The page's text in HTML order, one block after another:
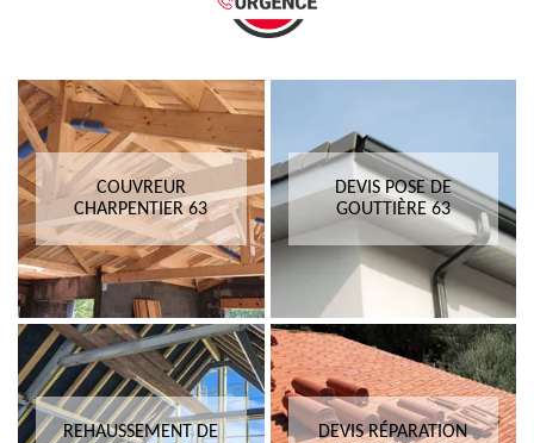
COUVREUR
CHARPENTIER 63
DEVIS POSE DE
GOUTTIÈRE 63
REHAUSSEMENT DE
DEVIS RÉPARATION